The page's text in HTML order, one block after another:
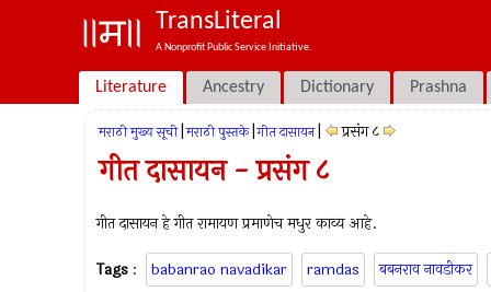
TransLiteral
A Nonprofit Public Service Initiative.
Literature Ancestry Dictionary Prashna
मराठी मुख्य सूची मराठी पुस्तके गीत दासायन प्रसंग ८
गीत दासायन - प्रसंग ८
गीत दासायन हे गीत रामायण प्रमाणेच मधुर काव्य आहे.
Tags : babanrao navadikar ramdas बबनराव नावडीकर